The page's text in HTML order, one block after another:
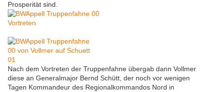
Prosperität sind.
Nach dem Vortreten der Truppenfahne übergab dann Vollmer
diese an Generalmajor Bernd Schütt, der noch vor wenigen
Tagen Kommandeur des Regionalkommandos Nord in